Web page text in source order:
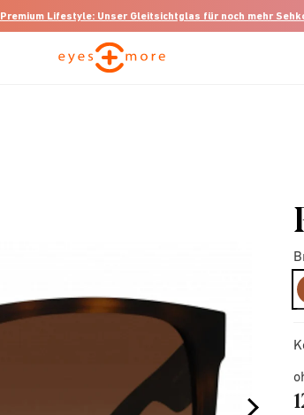
Premium Lifestyle: Unser Gleitsichtglas für noch mehr